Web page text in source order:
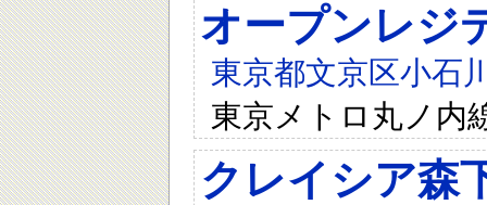
オープンレジ
東京都文京区小石
東京メトロ丸ノ内
クレイシア森